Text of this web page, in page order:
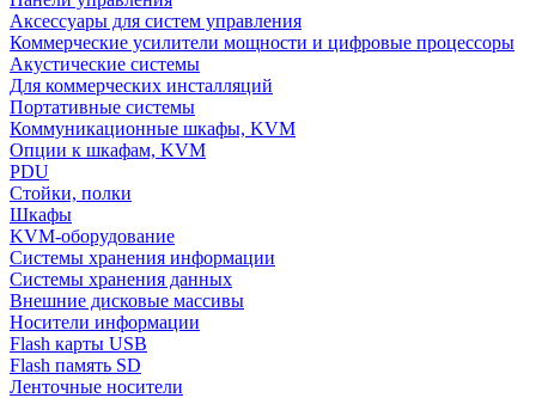
Аксессуары для систем управления
Коммерческие усилители мощности и цифровые процессоры
Акустические системы
Для коммерческих инсталляций
Портативные системы
Коммуникационные шкафы, KVM
Опции к шкафам, KVM
PDU
Стойки, полки
Шкафы
KVM-оборудование
Системы хранения информации
Системы хранения данных
Внешние дисковые массивы
Носители информации
Flash карты USB
Flash память SD
Ленточные носители